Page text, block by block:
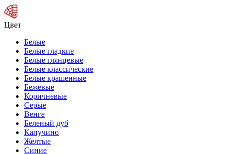
Цвет
Белые
Белые гладкие
Белые глянцевые
Белые классические
Белые крашенные
Бежевые
Коричневые
Серые
Венге
Беленый дуб
Капучино
Желтые
Синие